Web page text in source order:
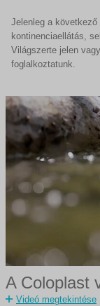
Jelenleg a
kontinenciaellátás,
Világszerte jelen
foglalkoztatunk.
A Coloplast
Videó megtekintése